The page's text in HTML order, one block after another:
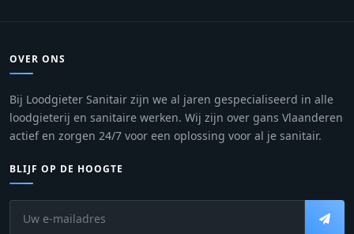
OVER ONS
Bij Loodgieter Sanitair zijn we al jaren gespecialiseerd in alle
loodgieterij en sanitaire werken. Wij zijn over gans Vlaanderen
actief en zorgen 24/7 voor een oplossing voor al je sanitair.
BLIJF OP DE HOOGTE